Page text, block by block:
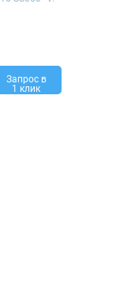
Запрос в
1 клик